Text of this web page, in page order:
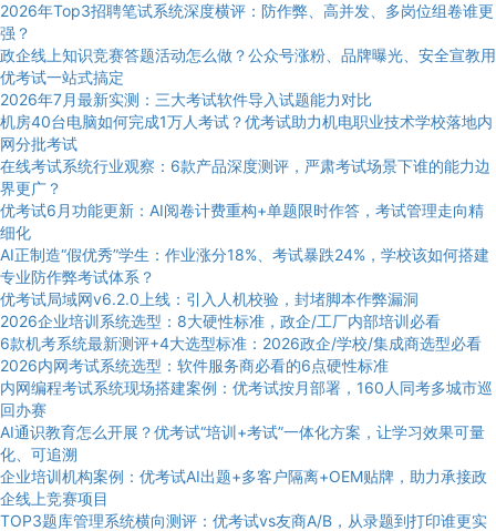
2026年Top3招聘笔试系统深度横评：防作弊、高并发、多岗位组卷谁更
强？
政企线上知识竞赛答题活动怎么做？公众号涨粉、品牌曝光、安全宣教用
优考试一站式搞定
2026年7月最新实测：三大考试软件导入试题能力对比
机房40台电脑如何完成1万人考试？优考试助力机电职业技术学校落地内
网分批考试
在线考试系统行业观察：6款产品深度测评，严肃考试场景下谁的能力边
界更广？
优考试6月功能更新：AI阅卷计费重构+单题限时作答，考试管理走向精
细化
AI正制造“假优秀”学生：作业涨分18%、考试暴跌24%，学校该如何搭建
专业防作弊考试体系？
优考试局域网v6.2.0上线：引入人机校验，封堵脚本作弊漏洞
2026企业培训系统选型：8大硬性标准，政企/工厂内部培训必看
6款机考系统最新测评+4大选型标准：2026政企/学校/集成商选型必看
2026内网考试系统选型：软件服务商必看的6点硬性标准
内网编程考试系统现场搭建案例：优考试按月部署，160人同考多城市巡
回办赛
AI通识教育怎么开展？优考试“培训+考试”一体化方案，让学习效果可量
化、可追溯
企业培训机构案例：优考试AI出题+多客户隔离+OEM贴牌，助力承接政
企线上竞赛项目
TOP3题库管理系统横向测评：优考试vs友商A/B，从录题到打印谁更实